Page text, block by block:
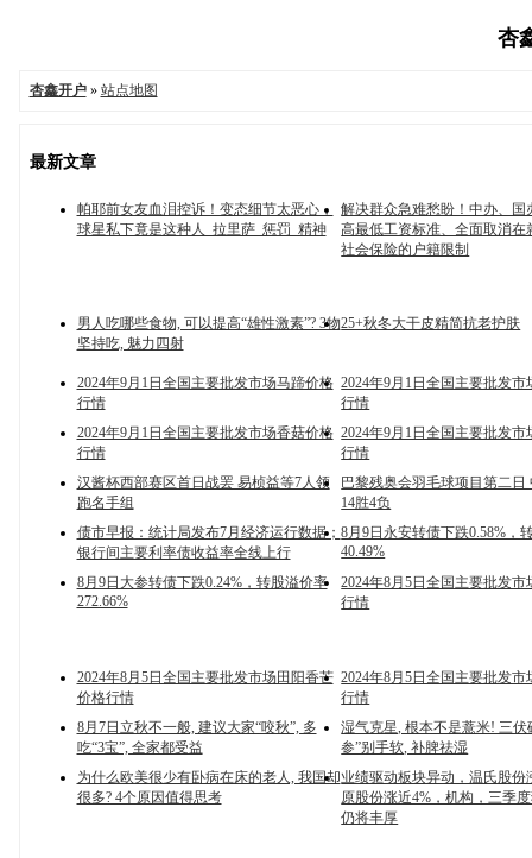
杏
杏鑫开户» 站点地图
最新文章
帕耶前女友血泪控诉！变态细节太恶心，
球星私下竟是这种人_拉里萨_惩罚_精神
解决群众急难愁盼！中办、国
高最低工资标准、全面取消在
社会保险的户籍限制
男人吃哪些食物, 可以提高“雄性激素”? 3物
坚持吃, 魅力四射
25+秋冬大干皮精简抗老护肤
2024年9月1日全国主要批发市场马蹄价格
行情
2024年9月1日全国主要批发市
行情
2024年9月1日全国主要批发市场香菇价格
行情
2024年9月1日全国主要批发市
行情
汉酱杯西部赛区首日战罢 易桢益等7人领
跑名手组
巴黎残奥会羽毛球项目第二日
14胜4负
债市早报：统计局发布7月经济运行数据；
银行间主要利率债收益率全线上行
8月9日永安转债下跌0.58%，
40.49%
8月9日大参转债下跌0.24%，转股溢价率
272.66%
2024年8月5日全国主要批发市
行情
2024年8月5日全国主要批发市场田阳香芒
价格行情
2024年8月5日全国主要批发市
行情
8月7日立秋不一般, 建议大家“咬秋”, 多
吃“3宝”, 全家都受益
湿气克星, 根本不是薏米! 三伏
参”别手软, 补脾祛湿
为什么欧美很少有卧病在床的老人, 我国却
很多? 4个原因值得思考
业绩驱动板块异动，温氏股份
原股份涨近4%，机构，三季
仍将丰厚